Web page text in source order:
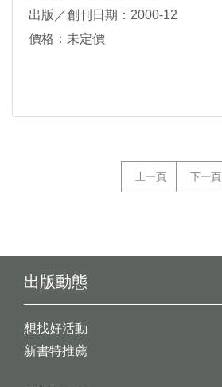
出版／創刊日期：2000-12
價格：未定價
上一頁 下一頁
出版動態
想找好活動
新書特推薦